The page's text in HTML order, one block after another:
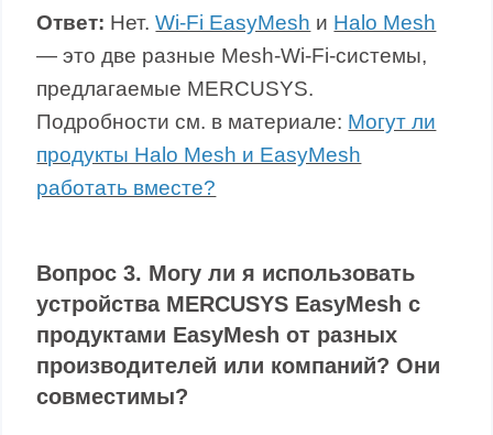
Ответ: Нет.Wi-Fi EasyMesh и Halo Mesh
— это две разные Mesh‑Wi‑Fi‑системы,
предлагаемые MERCUSYS.
Подробности см. в материале: Могут ли
продукты Halo Mesh и EasyMesh
работать вместе?
Вопрос 3. Могу ли я использовать
устройства MERCUSYS EasyMesh с
продуктами EasyMesh от разных
производителей или компаний? Они
совместимы?